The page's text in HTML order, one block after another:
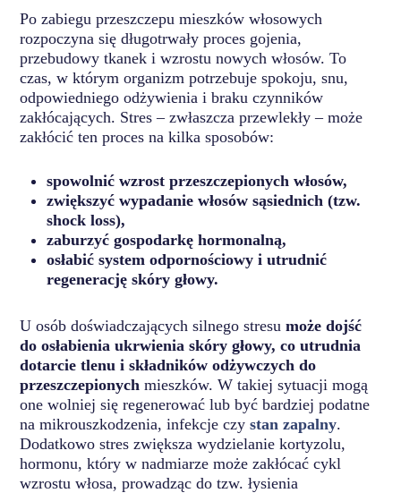
Po zabiegu przeszczepu mieszków włosowych
rozpoczyna się długotrwały proces gojenia,
przebudowy tkanek i wzrostu nowych włosów. To
czas, w którym organizm potrzebuje spokoju, snu,
odpowiedniego odżywienia i braku czynników
zakłócających. Stres – zwłaszcza przewlekły – może
zakłócić ten proces na kilka sposobów:
spowolnić wzrost przeszczepionych włosów,
zwiększyć wypadanie włosów sąsiednich (tzw.
shock loss),
zaburzyć gospodarkę hormonalną,
osłabić system odpornościowy i utrudnić
regenerację skóry głowy.
U osób doświadczających silnego stresumoże dojść
do osłabienia ukrwienia skóry głowy, co utrudnia
dotarcie tlenu i składników odżywczych do
przeszczepionych mieszków. W takiej sytuacji mogą
one wolniej się regenerować lub być bardziej podatne
na mikrouszkodzenia, infekcje czystan zapalny.
Dodatkowo stres zwiększa wydzielanie kortyzolu,
hormonu, który w nadmiarze może zakłócać cykl
wzrostu włosa, prowadząc do tzw. łysienia